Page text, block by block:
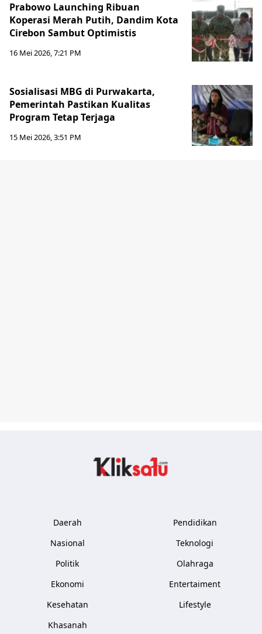
Prabowo Launching Ribuan
Koperasi Merah Putih, Dandim Kota
Cirebon Sambut Optimistis
16 Mei 2026, 7:21 PM
Sosialisasi MBG di Purwakarta,
Pemerintah Pastikan Kualitas
Program Tetap Terjaga
15 Mei 2026, 3:51 PM
Daerah
Nasional
Politik
Ekonomi
Kesehatan
Khasanah
Pendidikan
Teknologi
Olahraga
Entertaiment
Lifestyle